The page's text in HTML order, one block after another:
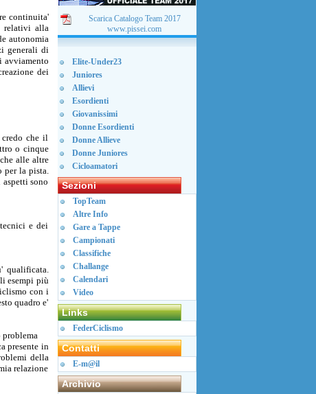
continuita'
relativi alla
autonomia
generali di
avviamento
dei
che il
o cinque
alle altre
per la pista.
sono
e dei
qualificata.
esempi più
con i
quadro e'
problema
presente in
della
relazione
Scarica Catalogo Team 2017
www.pissei.com
Elite-Under23
Juniores
Allievi
Esordienti
Giovanissimi
Donne Esordienti
Donne Allieve
Donne Juniores
Cicloamatori
Sezioni
TopTeam
Altre Info
Gare a Tappe
Campionati
Classifiche
Challange
Calendari
Video
Links
FederCiclismo
Contatti
E-m@il
Archivio